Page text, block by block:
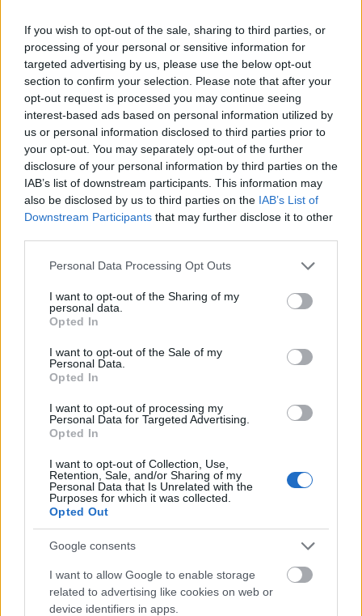
If you wish to opt-out of the sale, sharing to third parties, or
processing of your personal or sensitive information for
targeted advertising by us, please use the below opt-out
section to confirm your selection. Please note that after your
opt-out request is processed you may continue seeing
interest-based ads based on personal information utilized by
us or personal information disclosed to third parties prior to
your opt-out. You may separately opt-out of the further
disclosure of your personal information by third parties on the
IAB’s list of downstream participants. This information may
also be disclosed by us to third parties on the IAB’s List of
Downstream Participants that may further disclose it to other
Please note that this website/app uses one or more Google
not limited to your visit or usage behaviour. You may click to
grant or deny consent to Google and its third-party tags to
use your data for below specified purposes in below Google
consent section.
Personal Data Processing Opt Outs
I want to opt-out of the Sharing of my
personal data.
Opted In
I want to opt-out of the Sale of my
Personal Data.
Opted In
I want to opt-out of processing my
Personal Data for Targeted Advertising.
Opted In
I want to opt-out of Collection, Use,
Retention, Sale, and/or Sharing of my
Personal Data that Is Unrelated with the
Purposes for which it was collected.
Opted Out
Google consents
I want to allow Google to enable storage
related to advertising like cookies on web or
device identifiers in apps.
operettprimadonnaság, mert magától értetődően
játszotta magát középre apróbb
megpróbáltatásokban is. Nem szöszmötölt sokat.
Csak bement a színpadra. Ahová beért, ott volt a
színpad közepe. Legfeljebb fejre állt az előadás. Azé
a felelősség, aki nem képes kezelni, tologatni a
súlyokat. Kishonti nem akadt rendezőjére.
Súgólyukba bújtak előle, konyakokba menekültek.
Tehetségtelenségükért az önmagával kellemetlenül
maximalista Kishontit tették felelőssé.
Gyávaságukban a mindig kézre álló primadonna-
hang, a viselet, a modor mellé Kishontit még átkozott
cinikus ön- és közgúnnyal, ami elől nincs mód
elugrani. Ha saját magát veszi célba, azért, ha meg
hát, jaj annak, utcára se menjen aznap, nem hogy
színpadra.
Színigazgatók és rendezők nem győzték cipelni a
nagy meszesvödröt, hogy két erélyes pemzlivonással
megpróbálják végre áthúzni a Kishontit.
Érvényteleníteni, elejét venni.
Kihúzták alóla az utolsó színpaddeszkát is. De a
közönségét nem tudták. Annak kollektív
emlékezetébe szépen belemarta magát első
önmagából kivetkőzött hangjai óta. Az nem szűnik
meg utána menni, akárha egyszemélyes önálló esttel
ajándékozza meg. Mert Kishonti nem föllép, nem